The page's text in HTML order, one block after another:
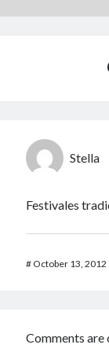
Lo mejor del 2017.
Nace el Camino de
Stella
Festivales
# October 13, 2012
Comments are